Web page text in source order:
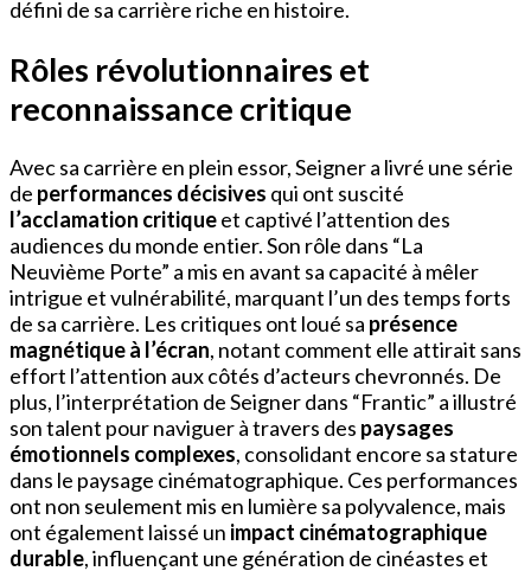
défini de sa carrière riche en histoire.
Rôles révolutionnaires et
reconnaissance critique
Avec sa carrière en plein essor, Seigner a livré une série
de performances décisives qui ont suscité
l’acclamation critiqueet captivé l’attention des
audiences du monde entier. Son rôle dans “La
Neuvième Porte” a mis en avant sa capacité à mêler
intrigue et vulnérabilité, marquant l’un des temps forts
de sa carrière. Les critiques ont loué sa présence
magnétique à l’écran, notant comment elle attirait sans
effort l’attention aux côtés d’acteurs chevronnés. De
plus, l’interprétation de Seigner dans “Frantic” a illustré
son talent pour naviguer à travers des paysages
émotionnels complexes, consolidant encore sa stature
dans le paysage cinématographique. Ces performances
ont non seulement mis en lumière sa polyvalence, mais
ont également laissé un impact cinématographique
durable, influençant une génération de cinéastes et